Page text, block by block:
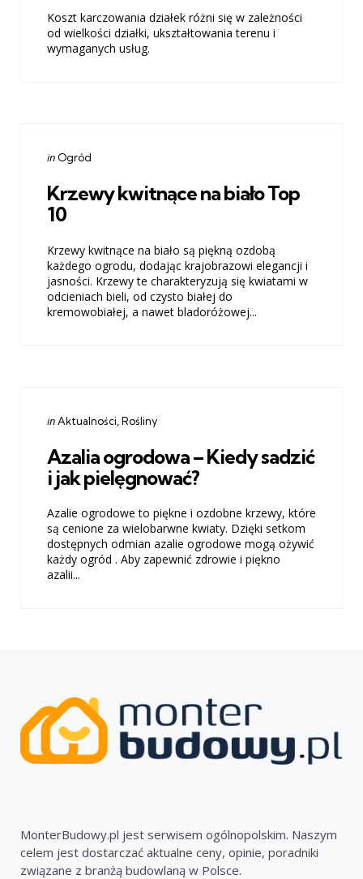
Koszt karczowania działek różni się w zależności
od wielkości działki, ukształtowania terenu i
wymaganych usług.
Categories
Posted
in Ogród
Krzewy kwitnące na biało Top
10
Krzewy kwitnące na biało są piękną ozdobą
każdego ogrodu, dodając krajobrazowi elegancji i
jasności. Krzewy te charakteryzują się kwiatami w
odcieniach bieli, od czysto białej do
kremowobiałej, a nawet bladoróżowej...
Categories
Posted
inAktualności Rośliny
Azalia ogrodowa – Kiedy sadzić
i jak pielęgnować?
Azalie ogrodowe to piękne i ozdobne krzewy, które
są cenione za wielobarwne kwiaty. Dzięki setkom
dostępnych odmian azalie ogrodowe mogą ożywić
każdy ogród . Aby zapewnić zdrowie i piękno
azalii...
MonterBudowy.pl jest serwisem ogólnopolskim. Naszym
celem jest dostarczać aktualne ceny, opinie, poradniki
związane z branżą budowlaną w Polsce.